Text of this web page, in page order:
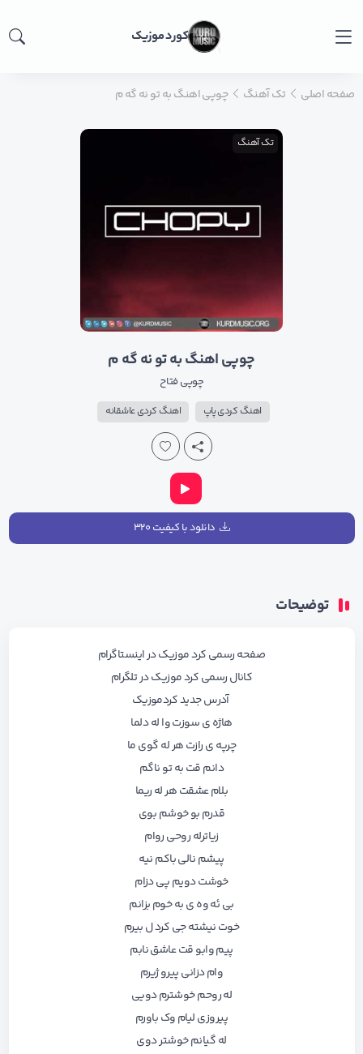
کورد موزیک
صفحه اصلی تک آهنگ چوپی اهنگ به تو نه گه م
تک آهنگ
چوپی اهنگ به تو نه گه م
چوپی فتاح
اهنگ کردی پاپ اهنگ کردی عاشقانه
دانلود با کیفیت ۳۲۰
توضیحات
صفحه رسمی کرد موزیک در اینستاگرام
کانال رسمی کرد موزیک در تلگرام
آدرس جدید کردموزیک
هاژه ی سوزت وا له دلما
چرپه ی رازت هر له گوی ما
دانم قت به تو ناگم
بلام عشقت هر له ریما
قدرم بو خوشم بوی
زیاترله روحی روام
پیشم نالی باکم نیه
خوشت دویم پی دزام
بی ئه وه ی به خوم بزانم
خوت نیشته جی کرد ل بیرم
پیم وابو قت عاشق نابم
وام دزانی پیرو ژیرم
له روحم خوشترم دویی
پیروزی لیام وک باورم
له گیانم خوشتر دوی